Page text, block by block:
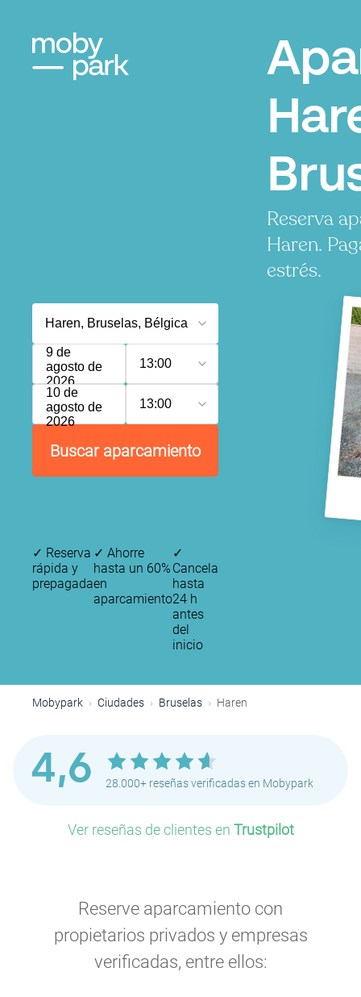
Reserva
Haren.
estrés.
9 de
agosto de
2026
13:00
10 de
agosto de
2026
13:00
Buscar aparcamiento
✓ Reserva
rápida y
prepagada
✓ Ahorre
hasta un 60%
en
aparcamiento
✓
Cancela
hasta
24 h
antes
del
inicio
Mobypark Ciudades Bruselas Haren
4,6 28.000+ reseñas verificadas en Mobypark
Ver reseñas de clientes en Trustpilot
Reserve aparcamiento con
propietarios privados y empresas
verificadas, entre ellos: